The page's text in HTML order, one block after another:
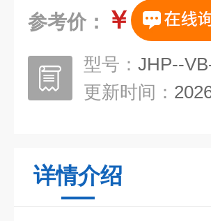
参考价： ￥
型号： JHP--
更新时间：
详情介绍